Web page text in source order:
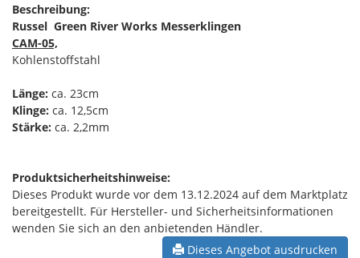
Beschreibung:
Russel Green River Works Messerklingen
CAM-05,
Kohlenstoffstahl
Länge: ca. 23cm
Klinge: ca. 12,5cm
Stärke: ca. 2,2mm
Produktsicherheitshinweise:
Dieses Produkt wurde vor dem 13.12.2024 auf dem Marktplatz
bereitgestellt. Für Hersteller- und Sicherheitsinformationen
wenden Sie sich an den anbietenden Händler.
Dieses Angebot ausdrucken